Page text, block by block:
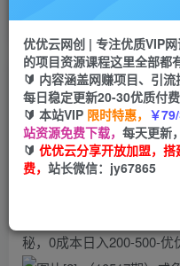
（10517期）咸鱼卖
秘，0成本日入200-
优优云网创
2年前更新
优优云网创 | 专注优质VIP
的项目资源课程这里全部都
🔰 内容涵盖网赚项目、引流
每日稳定更新20-30优质付费
🔰 本站VIP 限时特惠， ￥
站资源免费下载， 每天更新
🔰 优优云分享开放加盟，
费， 站长微信：jy67865